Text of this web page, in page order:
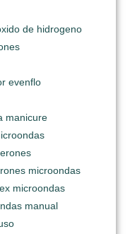
de hidrogeno
evenflo
manicure
microondas
microondas
manual